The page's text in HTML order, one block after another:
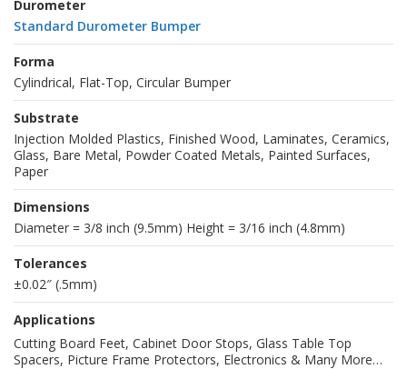
Durometer
Standard Durometer Bumper
Forma
Cylindrical, Flat-Top, Circular Bumper
Substrate
Injection Molded Plastics, Finished Wood, Laminates, Ceramics,
Glass, Bare Metal, Powder Coated Metals, Painted Surfaces,
Paper
Dimensions
Diameter = 3/8 inch (9.5mm) Height = 3/16 inch (4.8mm)
Tolerances
±0.02″ (.5mm)
Applications
Cutting Board Feet, Cabinet Door Stops, Glass Table Top
Spacers, Picture Frame Protectors, Electronics & Many More…